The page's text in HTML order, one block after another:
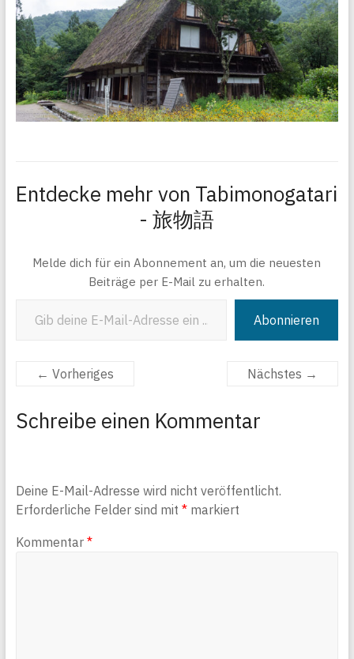
Entdecke mehr von Tabimonogatari
- 旅物語
Melde dich für ein Abonnement an, um die neuesten
Beiträge per E-Mail zu erhalten.
Abonnieren
← Vorheriges Nächstes →
Schreibe einen Kommentar
Deine E-Mail-Adresse wird nicht veröffentlicht.
Erforderliche Felder sind mit *markiert
Kommentar *